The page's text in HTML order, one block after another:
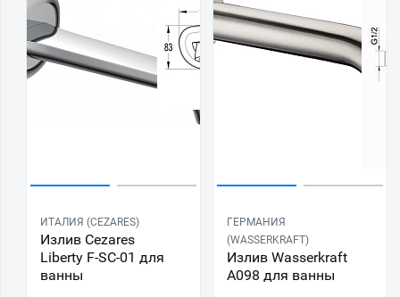
ИТАЛИЯ (CEZARES)
Излив Cezares
Liberty F-SC-01 для
ванны
ГЕРМАНИЯ
(WASSERKRAFT)
Излив Wasserkraft
A098 для ванны